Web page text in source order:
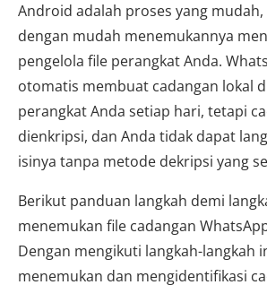
Android adalah proses yang
dengan mudah menemukannya
pengelola file perangkat Anda.
otomatis membuat cadangan lokal
perangkat Anda setiap hari, tetapi
dienkripsi, dan Anda tidak dapat
isinya tanpa metode dekripsi yang
Berikut panduan langkah demi
menemukan file cadangan
Dengan mengikuti langkah-langkah
menemukan dan mengidentifikasi